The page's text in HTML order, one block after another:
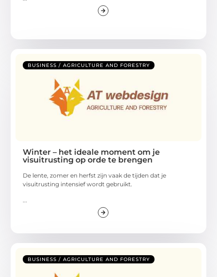
BUSINESS / AGRICULTURE AND FORESTRY
Winter – het ideale moment om je
visuitrusting op orde te brengen
De lente, zomer en herfst zijn vaak de tijden dat je
visuitrusting intensief wordt gebruikt.
BUSINESS / AGRICULTURE AND FORESTRY